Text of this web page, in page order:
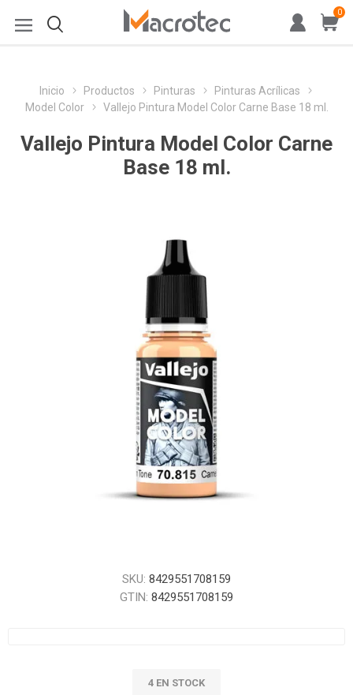
0
Inicio Productos Pinturas
Pinturas Acrílicas
Model Color
Vallejo Pintura Model Color Carne Base 18 ml.
Vallejo Pintura Model Color Carne
Base 18 ml.
SKU: 8429551708159
GTIN: 8429551708159
4 EN STOCK